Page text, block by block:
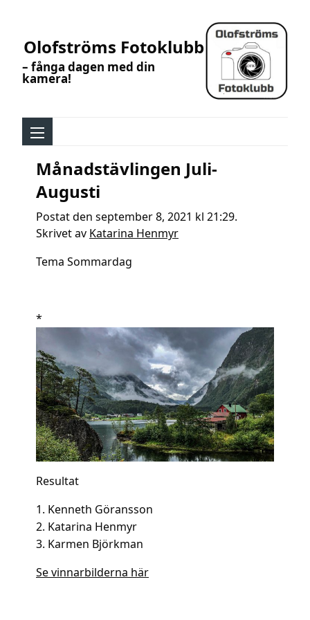
Olofströms Fotoklubb
– fånga dagen med din
kamera!
Månadstävlingen Juli-
Augusti
Postat den september 8, 2021 kl 21:29.
Skrivet av Katarina Henmyr
Tema Sommardag
*
Resultat
1. Kenneth Göransson
2. Katarina Henmyr
3. Karmen Björkman
Se vinnarbilderna här